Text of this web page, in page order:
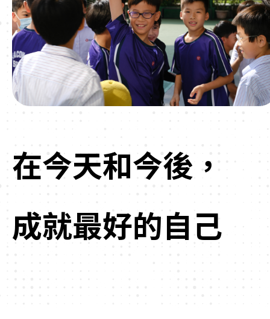
在今天和今後，
成就最好的自己